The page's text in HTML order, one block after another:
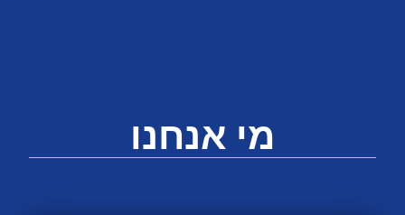
מי אנחנו